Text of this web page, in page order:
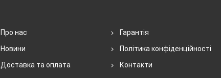
Про нас
Новини
Доставка та оплата
Гарантія
Політика конфіденційності
Контакти